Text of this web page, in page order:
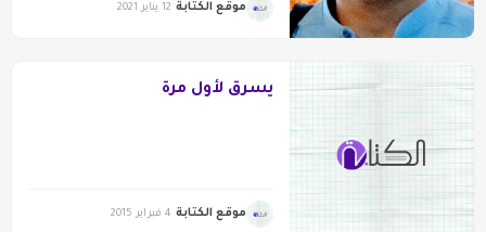
موقع الكتابة 12 يناير 2021
يسرق لأول مرة
موقع الكتابة 4 فبراير 2015